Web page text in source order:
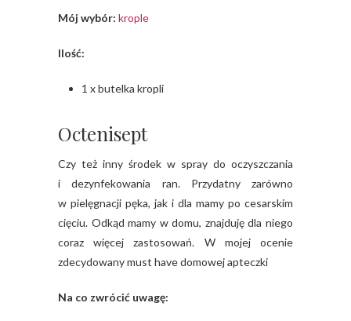
Mój wybór: krople
Ilość:
1 x butelka kropli
Octenisept
Czy też inny środek w spray do oczyszczania
i dezynfekowania ran. Przydatny zarówno
w pielęgnacji pęka, jak i dla mamy po cesarskim
cięciu. Odkąd mamy w domu, znajduję dla niego
coraz więcej zastosowań. W mojej ocenie
zdecydowany must have domowej apteczki
Na co zwrócić uwagę: